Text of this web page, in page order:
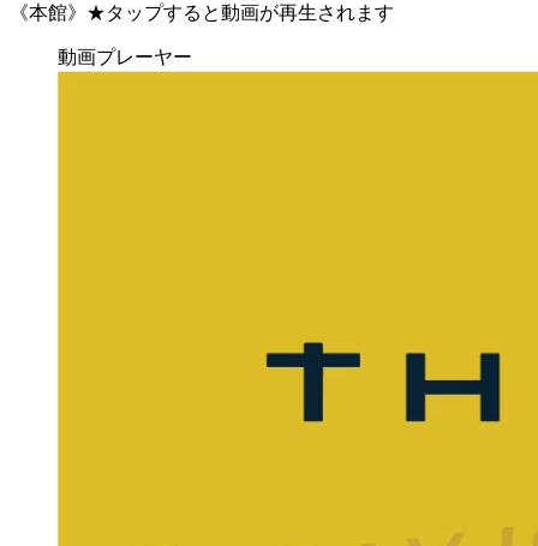
《本館》★タップすると動画が再生されます
動画プレーヤー